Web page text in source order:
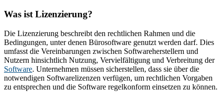
Was ist Lizenzierung?
Die Lizenzierung beschreibt den rechtlichen Rahmen und die
Bedingungen, unter denen Bürosoftware genutzt werden darf. Dies
umfasst die Vereinbarungen zwischen Softwareherstellern und
Nutzern hinsichtlich Nutzung, Vervielfältigung und Verbreitung der
Software. Unternehmen müssen sicherstellen, dass sie über die
notwendigen Softwarelizenzen verfügen, um rechtlichen Vorgaben
zu entsprechen und die Software regelkonform einsetzen zu können.